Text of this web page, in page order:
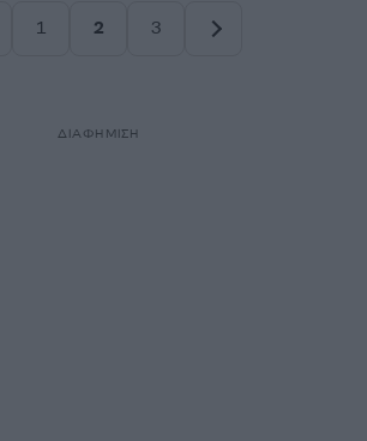
1
2
3
ΔΙΑΦΗΜΙΣΗ